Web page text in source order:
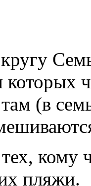
которых
(в
кому
пляжи.